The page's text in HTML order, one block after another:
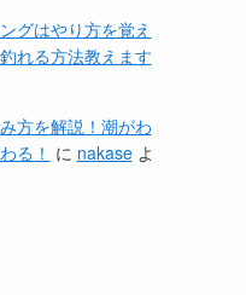
グはやり方を覚え
れる方法教えます
方を解説！潮がわ
る！ に nakaseよ